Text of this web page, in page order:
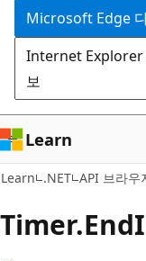
건
너
뛰
기
으
로
건
너
뛰
기
Microsoft Edge
Internet Explorer
보
Learn
Learn .NET API 브라우
Timer.End